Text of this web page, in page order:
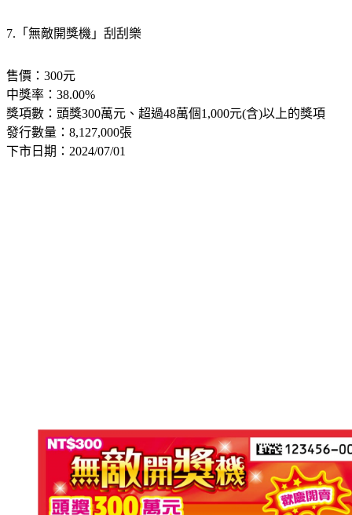
7.「無敵開獎機」刮刮樂
售價：300元
中獎率：38.00%
獎項數：頭獎300萬元、超過48萬個1,000元(含)以上的獎項
發行數量：8,127,000張
下市日期：2024/07/01